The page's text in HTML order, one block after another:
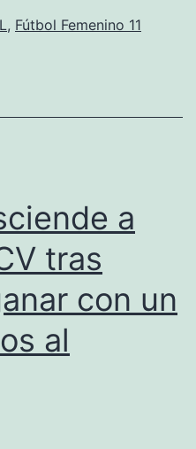
, Fútbol Femenino 11
a
tras
con un
al